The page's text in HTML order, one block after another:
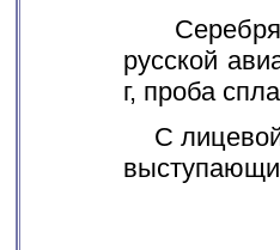
русской
г, проба
С лицевой